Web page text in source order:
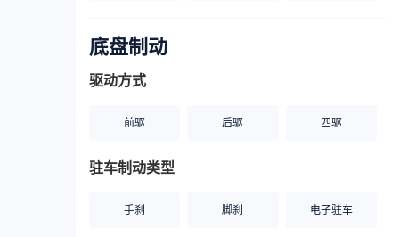
底盘制动
驱动方式
前驱 后驱 四驱
驻车制动类型
手刹 脚刹 电子驻车